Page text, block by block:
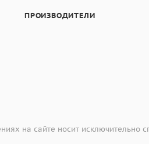
ПРОИЗВОДИТЕЛИ
на сайте носит исключительно